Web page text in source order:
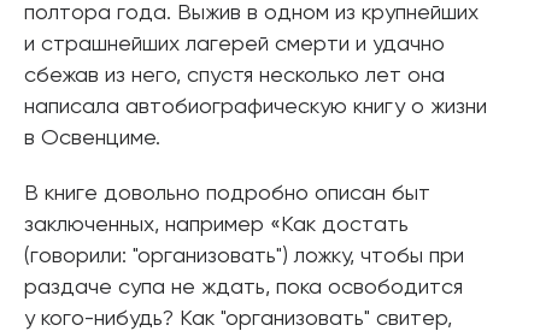
полтора года. Выжив в одном из крупнейших
и страшнейших лагерей смерти и удачно
сбежав из него, спустя несколько лет она
написала автобиографическую книгу о жизни
в Освенциме.
В книге довольно подробно описан быт
заключенных, например «Как достать
(говорили: "организовать") ложку, чтобы при
раздаче супа не ждать, пока освободится
у кого-нибудь? Как "организовать" свитер,